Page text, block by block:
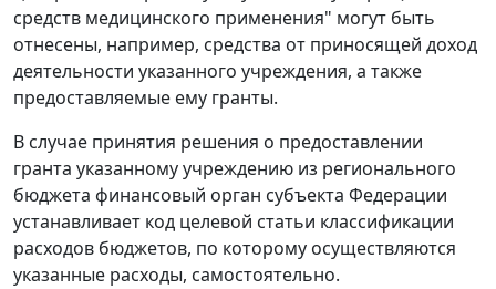
средств медицинского применения" могут быть
отнесены, например, средства от приносящей доход
деятельности указанного учреждения, а также
предоставляемые ему гранты.
В случае принятия решения о предоставлении
гранта указанному учреждению из регионального
бюджета финансовый орган субъекта Федерации
устанавливает код целевой статьи классификации
расходов бюджетов, по которому осуществляются
указанные расходы, самостоятельно.